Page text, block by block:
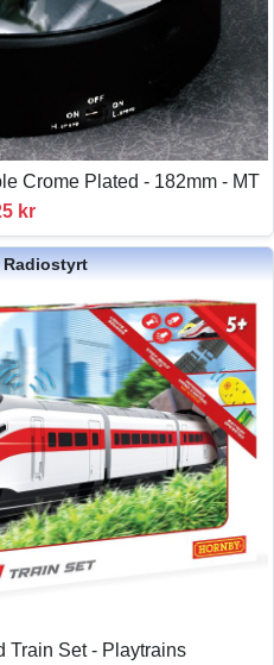
Crome Plated - 182mm - MT
kr
Train Set - Playtrains